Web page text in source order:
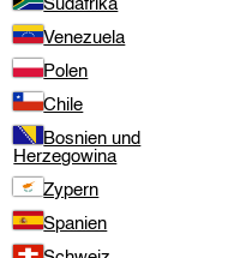
Südafrika
Venezuela
Polen
Chile
Bosnien und
Herzegowina
Zypern
Spanien